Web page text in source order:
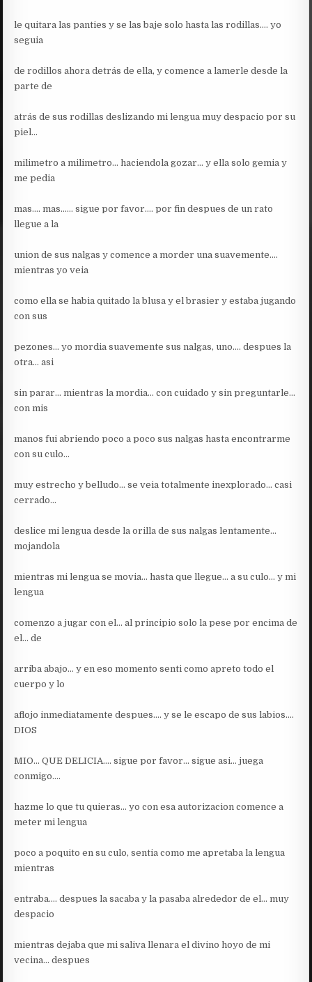
le quitara las panties y se las baje solo hasta las rodillas…. yo
seguia
de rodillos ahora detrás de ella, y comence a lamerle desde la
parte de
atrás de sus rodillas deslizando mi lengua muy despacio por su
piel…
milimetro a milimetro… haciendola gozar… y ella solo gemia y
me pedia
mas…. mas…… sigue por favor…. por fin despues de un rato
llegue a la
union de sus nalgas y comence a morder una suavemente….
mientras yo veia
como ella se habia quitado la blusa y el brasier y estaba jugando
con sus
pezones… yo mordia suavemente sus nalgas, uno…. despues la
otra… asi
sin parar… mientras la mordia… con cuidado y sin preguntarle…
con mis
manos fui abriendo poco a poco sus nalgas hasta encontrarme
con su culo…
muy estrecho y belludo… se veia totalmente inexplorado… casi
cerrado…
deslice mi lengua desde la orilla de sus nalgas lentamente…
mojandola
mientras mi lengua se movia… hasta que llegue… a su culo… y mi
lengua
comenzo a jugar con el… al principio solo la pese por encima de
el… de
arriba abajo… y en eso momento senti como apreto todo el
cuerpo y lo
aflojo inmediatamente despues…. y se le escapo de sus labios….
DIOS
MIO… QUE DELICIA…. sigue por favor… sigue asi… juega
conmigo….
hazme lo que tu quieras… yo con esa autorizacion comence a
meter mi lengua
poco a poquito en su culo, sentia como me apretaba la lengua
mientras
entraba…. despues la sacaba y la pasaba alrededor de el… muy
despacio
mientras dejaba que mi saliva llenara el divino hoyo de mi
vecina… despues